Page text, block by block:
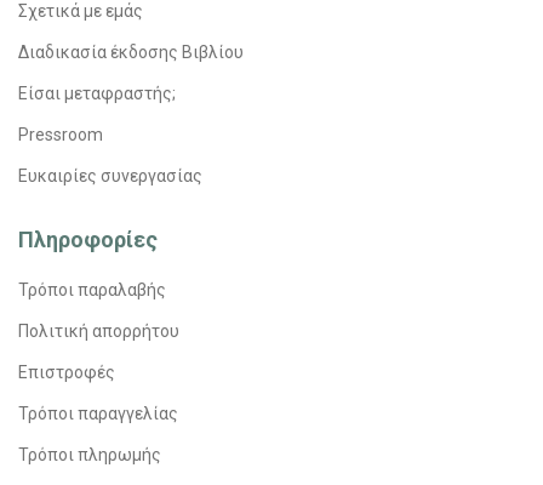
Σχετικά με εμάς
Διαδικασία έκδοσης Βιβλίου
Είσαι μεταφραστής;
Pressroom
Ευκαιρίες συνεργασίας
Πληροφορίες
Τρόποι παραλαβής
Πολιτική απορρήτου
Επιστροφές
Τρόποι παραγγελίας
Τρόποι πληρωμής